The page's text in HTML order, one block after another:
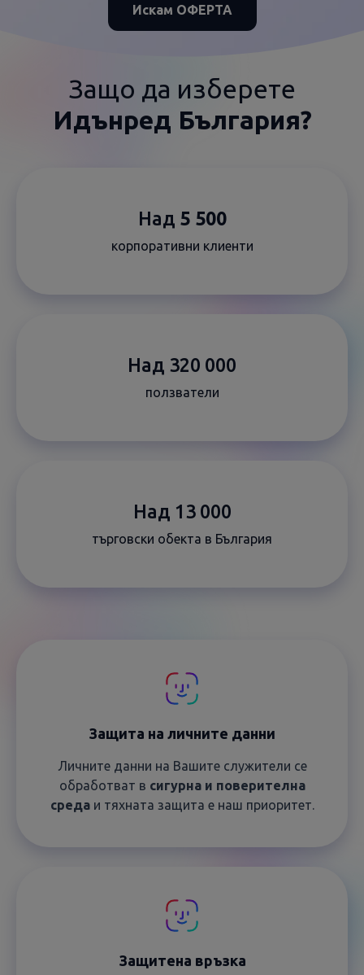
Искам ОФЕРТА
Защо да изберете
Идънред България?
Над 5 500
корпоративни клиенти
Над 320 000
ползватели
Над 13 000
търговски обекта в България
Защита на личните данни
Личните данни на Вашите служители се
обработват в сигурна и поверителна
средаи тяхната защита е наш приоритет.
Защитена връзка